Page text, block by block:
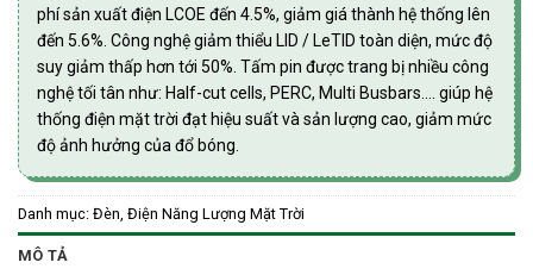
phí sản xuất điện LCOE đến 4.5%, giảm giá thành hệ thống lên
đến 5.6%. Công nghệ giảm thiểu LID / LeTID toàn diện, mức độ
suy giảm thấp hơn tới 50%. Tấm pin được trang bị nhiều công
nghệ tối tân như: Half-cut cells, PERC, Multi Busbars…. giúp hệ
thống điện mặt trời đạt hiệu suất và sản lượng cao, giảm mức
độ ảnh hưởng của đổ bóng.
Danh mục: Đèn, Điện Năng Lượng Mặt Trời
MÔ TẢ